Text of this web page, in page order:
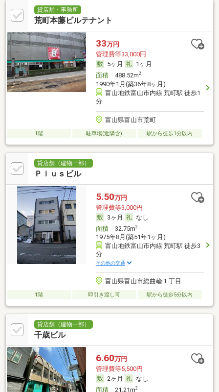
貸店舗・事務所
荒町本藤ビルテナント
33万円
管理費等33,000円
5ヶ月
1ヶ月
面積488.52m2
1990年1月(築36年8ヶ月)
富山地鉄富山市内線 荒町駅 徒歩1
分
富山県富山市荒町
1階 駐車場(近隣含) 駅から徒歩1分以内
貸店舗（建物一部）
Ｐｌｕｓビル
5.50万円
管理費等3,000円
3ヶ月
なし
面積32.75m2
1975年8月(築51年1ヶ月)
富山地鉄富山市内線 荒町駅 徒歩3
分
その他の交通
富山県富山市総曲輪１丁目
1階 即引き渡し可 駅から徒歩5分以内
貸店舗（建物一部）
千歳ビル
6.60万円
管理費等5,500円
2ヶ月
なし
面積21.21m2